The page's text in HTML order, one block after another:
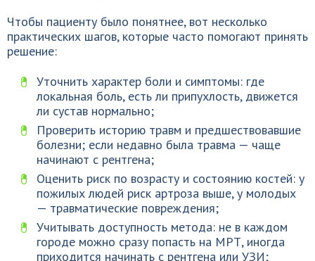
Чтобы пациенту было понятнее, вот несколько
практических шагов, которые часто помогают принять
решение:
Уточнить характер боли и симптомы: где
локальная боль, есть ли припухлость, движется
ли сустав нормально;
Проверить историю травм и предшествовавшие
болезни; если недавно была травма — чаще
начинают с рентгена;
Оценить риск по возрасту и состоянию костей: у
пожилых людей риск артроза выше, у молодых
— травматические повреждения;
Учитывать доступность метода: не в каждом
городе можно сразу попасть на МРТ, иногда
приходится начинать с рентгена или УЗИ;